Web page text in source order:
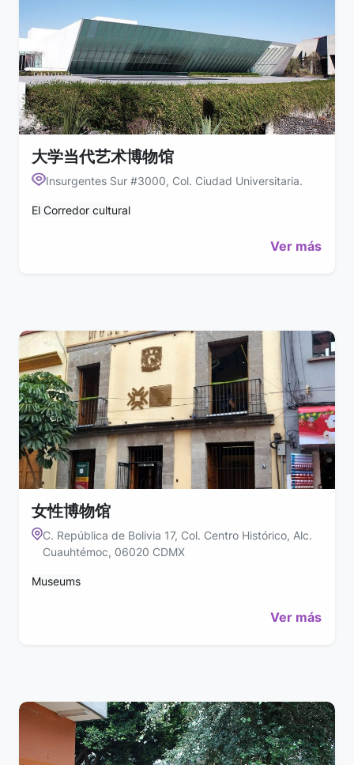
大学当代艺术博物馆
Insurgentes Sur #3000, Col. Ciudad Universitaria.
El Corredor cultural
Ver más
女性博物馆
C. República de Bolivia 17, Col. Centro Histórico, Alc.
Cuauhtémoc, 06020 CDMX
Museums
Ver más